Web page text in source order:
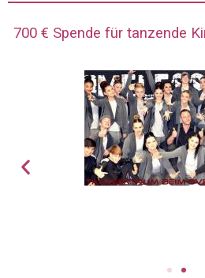
700 € Spende für tanzende